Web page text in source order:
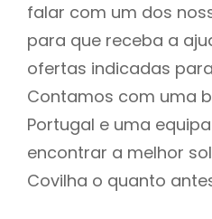
falar com um dos
para que receba a
ofertas indicadas
Contamos com uma
Portugal e uma
encontrar a melhor
Covilha o quanto